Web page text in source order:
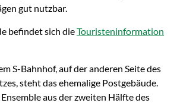
gut nutzbar.
befindet sich dieTouristeninformation
S-Bahnhof, auf der anderen Seite des
steht das ehemalige Postgebäude.
aus der zweiten Hälfte des